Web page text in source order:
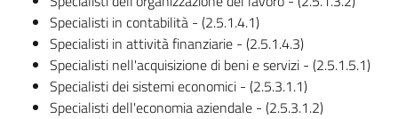
Specialisti in contabilità - (2.5.1.4.1)
Specialisti in attività finanziarie - (2.5.1.4.3)
Specialisti nell'acquisizione di beni e servizi - (2.5.1.5.1)
Specialisti dei sistemi economici - (2.5.3.1.1)
Specialisti dell'economia aziendale - (2.5.3.1.2)